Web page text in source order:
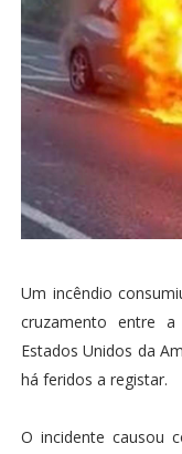
Um incêndio
cruzamento entre
Estados Unidos da
há feridos a registar.
O incidente causou